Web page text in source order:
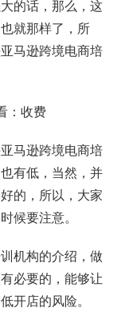
的话，那么，这
就那样了，所
马逊跨境电商培
：收费
马逊跨境电商培
有低，当然，并
的，所以，大家
候要注意。
机构的介绍，做
必要的，能够让
开店的风险。